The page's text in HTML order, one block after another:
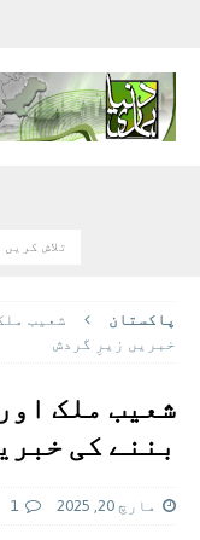
پاکستان
شعیب
خبریں زیرِ گردش
شعیب ملک
بننے کی
مارچ 20, 2025 1